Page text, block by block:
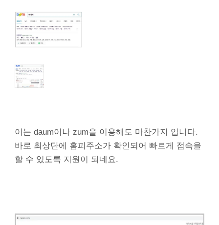
이는 daum이나 zum을 이용해도 마찬가지 입니다.
바로 최상단에 홈피주소가 확인되어 빠르게 접속을
할 수 있도록 지원이 되네요.